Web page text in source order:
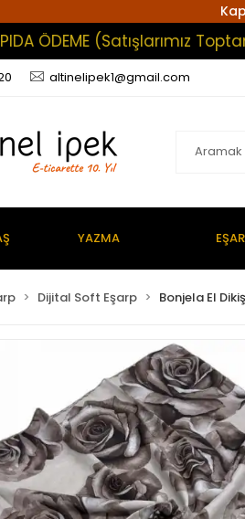
(Satışlarımız Toptan Olup
altinelipek1@gmail.com
YAZMA
Dijital Soft Eşarp Bonjela El